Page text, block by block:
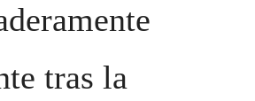
tras la